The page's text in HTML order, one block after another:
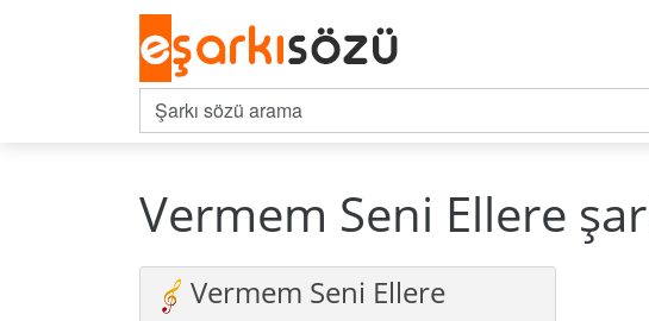
Vermem Seni Ellere
Vermem Seni Ellere